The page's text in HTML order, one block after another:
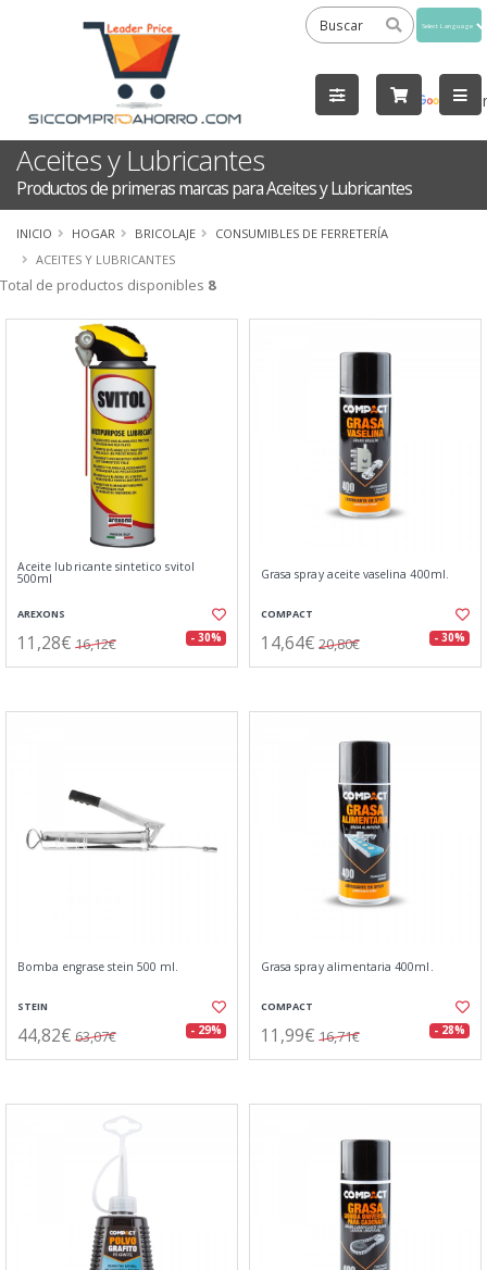
by
Aceites y Lubricantes
Productos de primeras marcas para Aceites y Lubricantes
INICIO HOGAR BRICOLAJE
CONSUMIBLES DE FERRETERÍA
ACEITES Y LUBRICANTES
Total de productos disponibles 8
Aceite lubricante sintetico svitol
500ml
AREXONS
11,28€ 16,12€ - 30%
Grasa spray aceite vaselina 400ml.
COMPACT
14,64€ 20,80€ - 30%
Bomba engrase stein 500 ml.
STEIN
44,82€ 63,07€ - 29%
Grasa spray alimentaria 400ml.
COMPACT
11,99€ 16,71€ - 28%